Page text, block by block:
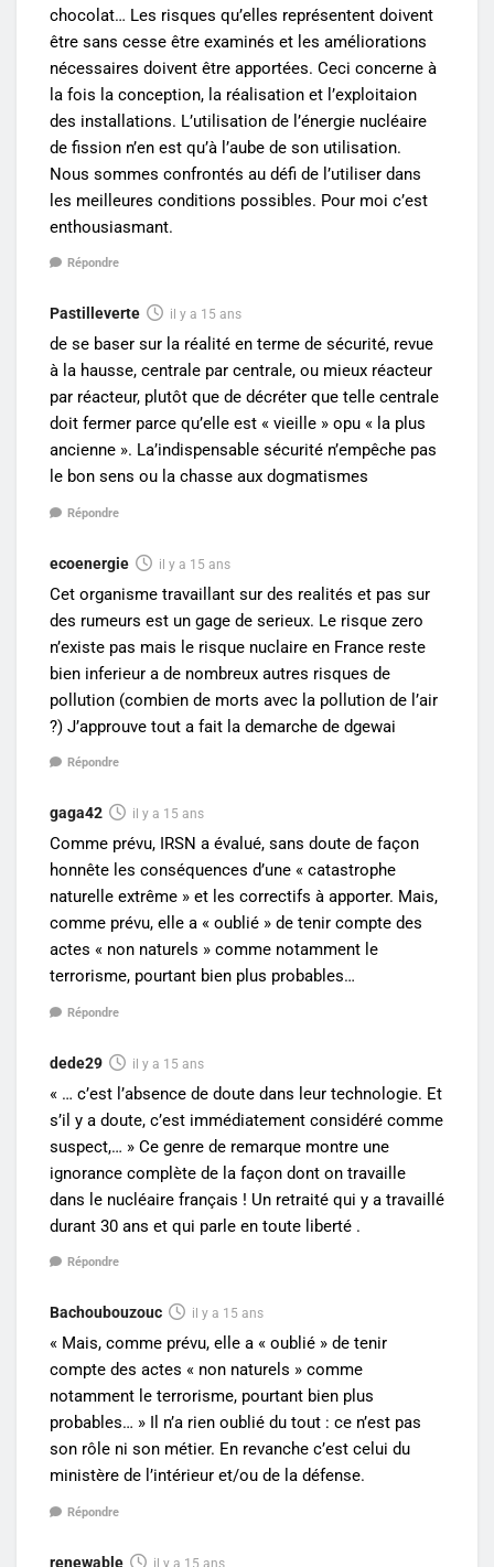
chocolat… Les risques qu’elles représentent doivent
être sans cesse être examinés et les améliorations
nécessaires doivent être apportées. Ceci concerne à
la fois la conception, la réalisation et l’exploitaion
des installations. L’utilisation de l’énergie nucléaire
de fission n’en est qu’à l’aube de son utilisation.
Nous sommes confrontés au défi de l’utiliser dans
les meilleures conditions possibles. Pour moi c’est
enthousiasmant.
Répondre
Pastilleverte il y a 15 ans
de se baser sur la réalité en terme de sécurité, revue
à la hausse, centrale par centrale, ou mieux réacteur
par réacteur, plutôt que de décréter que telle centrale
doit fermer parce qu’elle est « vieille » opu « la plus
ancienne ». La’indispensable sécurité n’empêche pas
le bon sens ou la chasse aux dogmatismes
Répondre
ecoenergie il y a 15 ans
Cet organisme travaillant sur des realités et pas sur
des rumeurs est un gage de serieux. Le risque zero
n’existe pas mais le risque nuclaire en France reste
bien inferieur a de nombreux autres risques de
pollution (combien de morts avec la pollution de l’air
?) J’approuve tout a fait la demarche de dgewai
Répondre
gaga42 il y a 15 ans
Comme prévu, IRSN a évalué, sans doute de façon
honnête les conséquences d’une « catastrophe
naturelle extrême » et les correctifs à apporter. Mais,
comme prévu, elle a « oublié » de tenir compte des
actes « non naturels » comme notamment le
terrorisme, pourtant bien plus probables…
Répondre
dede29 il y a 15 ans
« … c’est l’absence de doute dans leur technologie. Et
s’il y a doute, c’est immédiatement considéré comme
suspect,… » Ce genre de remarque montre une
ignorance complète de la façon dont on travaille
dans le nucléaire français ! Un retraité qui y a travaillé
durant 30 ans et qui parle en toute liberté .
Répondre
Bachoubouzouc il y a 15 ans
« Mais, comme prévu, elle a « oublié » de tenir
compte des actes « non naturels » comme
notamment le terrorisme, pourtant bien plus
probables… » Il n’a rien oublié du tout : ce n’est pas
son rôle ni son métier. En revanche c’est celui du
ministère de l’intérieur et/ou de la défense.
Répondre
renewable il y a 15 ans